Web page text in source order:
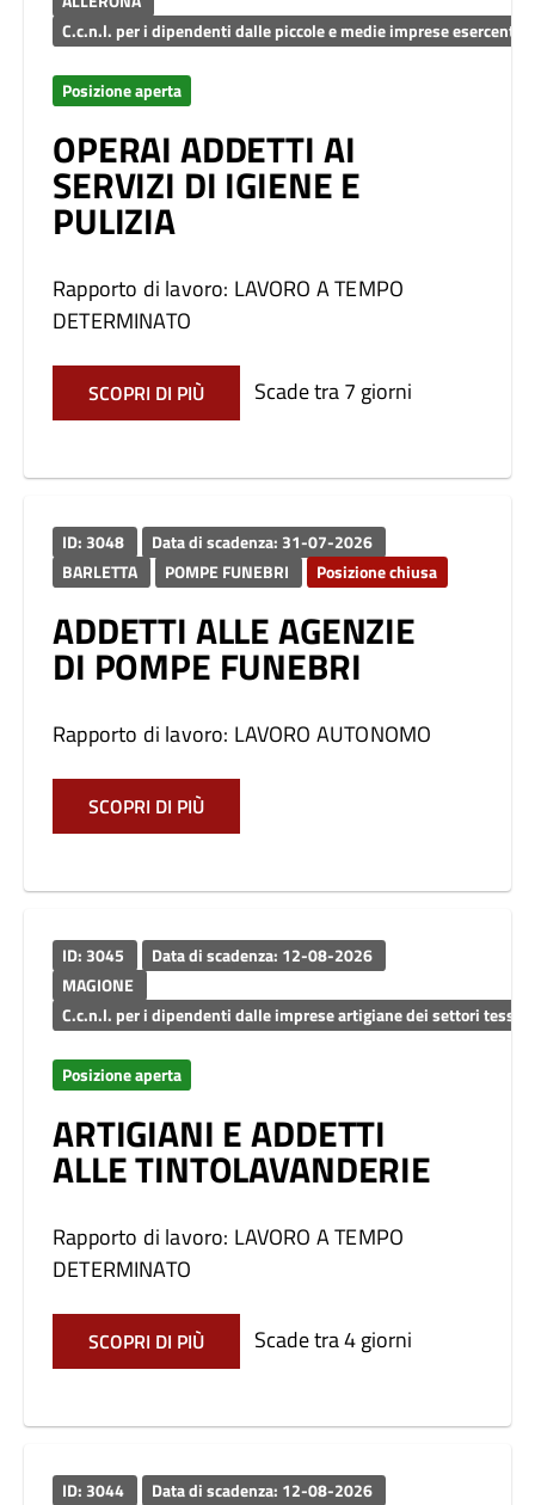
C.c.n.l. per i dipendenti dalle piccole e medie imprese
Posizione aperta
OPERAI ADDETTI AI
SERVIZI DI IGIENE E
PULIZIA
Rapporto di lavoro: LAVORO A TEMPO
DETERMINATO
SCOPRI DI PIÙ Scade tra 7 giorni
ID: 3048
Data di scadenza: 31-07-2026
BARLETTA
POMPE FUNEBRI Posizione chiusa
ADDETTI ALLE AGENZIE
DI POMPE FUNEBRI
Rapporto di lavoro: LAVORO AUTONOMO
SCOPRI DI PIÙ
ID: 3045
Data di scadenza: 12-08-2026
MAGIONE
C.c.n.l. per i dipendenti dalle imprese artigiane dei settori
Posizione aperta
ARTIGIANI E ADDETTI
ALLE TINTOLAVANDERIE
Rapporto di lavoro: LAVORO A TEMPO
DETERMINATO
SCOPRI DI PIÙ Scade tra 4 giorni
ID: 3044
Data di scadenza: 12-08-2026